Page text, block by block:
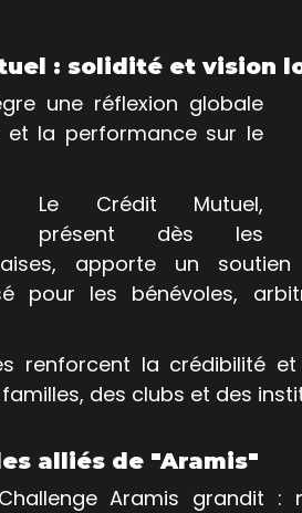
: solidité et vision
une réflexion globale
la performance sur le
Le Crédit Mutuel,
présent dès les
apporte un
pour les bénévoles,
renforcent la crédibilité
des clubs et des
alliés de "Aramis"
Aramis grandit :